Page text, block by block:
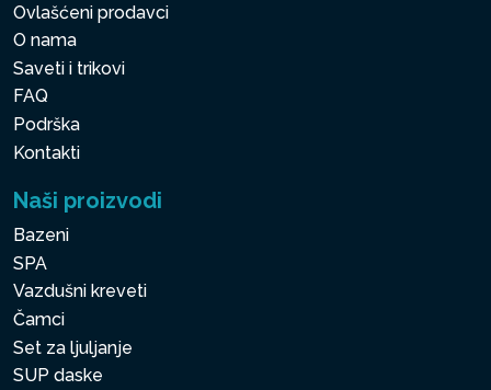
Ovlašćeni prodavci
O nama
Saveti i trikovi
FAQ
Podrška
Kontakti
Naši proizvodi
Bazeni
SPA
Vazdušni kreveti
Čamci
Set za ljuljanje
SUP daske